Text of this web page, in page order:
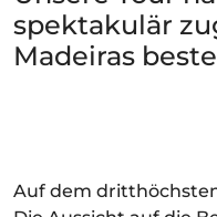
spektakulär
Madeiras
Auf dem